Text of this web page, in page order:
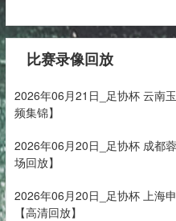
比赛录像回放
2026年06月21日_足协杯 云南
频集锦】
2026年06月20日_足协杯 成都
场回放】
2026年06月20日_足协杯 上海
【高清回放】